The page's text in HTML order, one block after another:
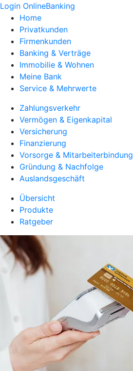
Login OnlineBanking
Home
Privatkunden
Firmenkunden
Banking & Verträge
Immobilie & Wohnen
Meine Bank
Service & Mehrwerte
Zahlungsverkehr
Vermögen & Eigenkapital
Versicherung
Finanzierung
Vorsorge & Mitarbeiterbindung
Gründung & Nachfolge
Auslandsgeschäft
Übersicht
Produkte
Ratgeber